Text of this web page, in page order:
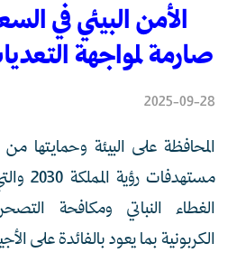
الأمن البيئي في
صارمة لمواجهة
2025-09-28
المحافظة على البيئة وحمايتها
الغطاء النباتي ومكافحة
الكربونية بما يعود بالفائدة على